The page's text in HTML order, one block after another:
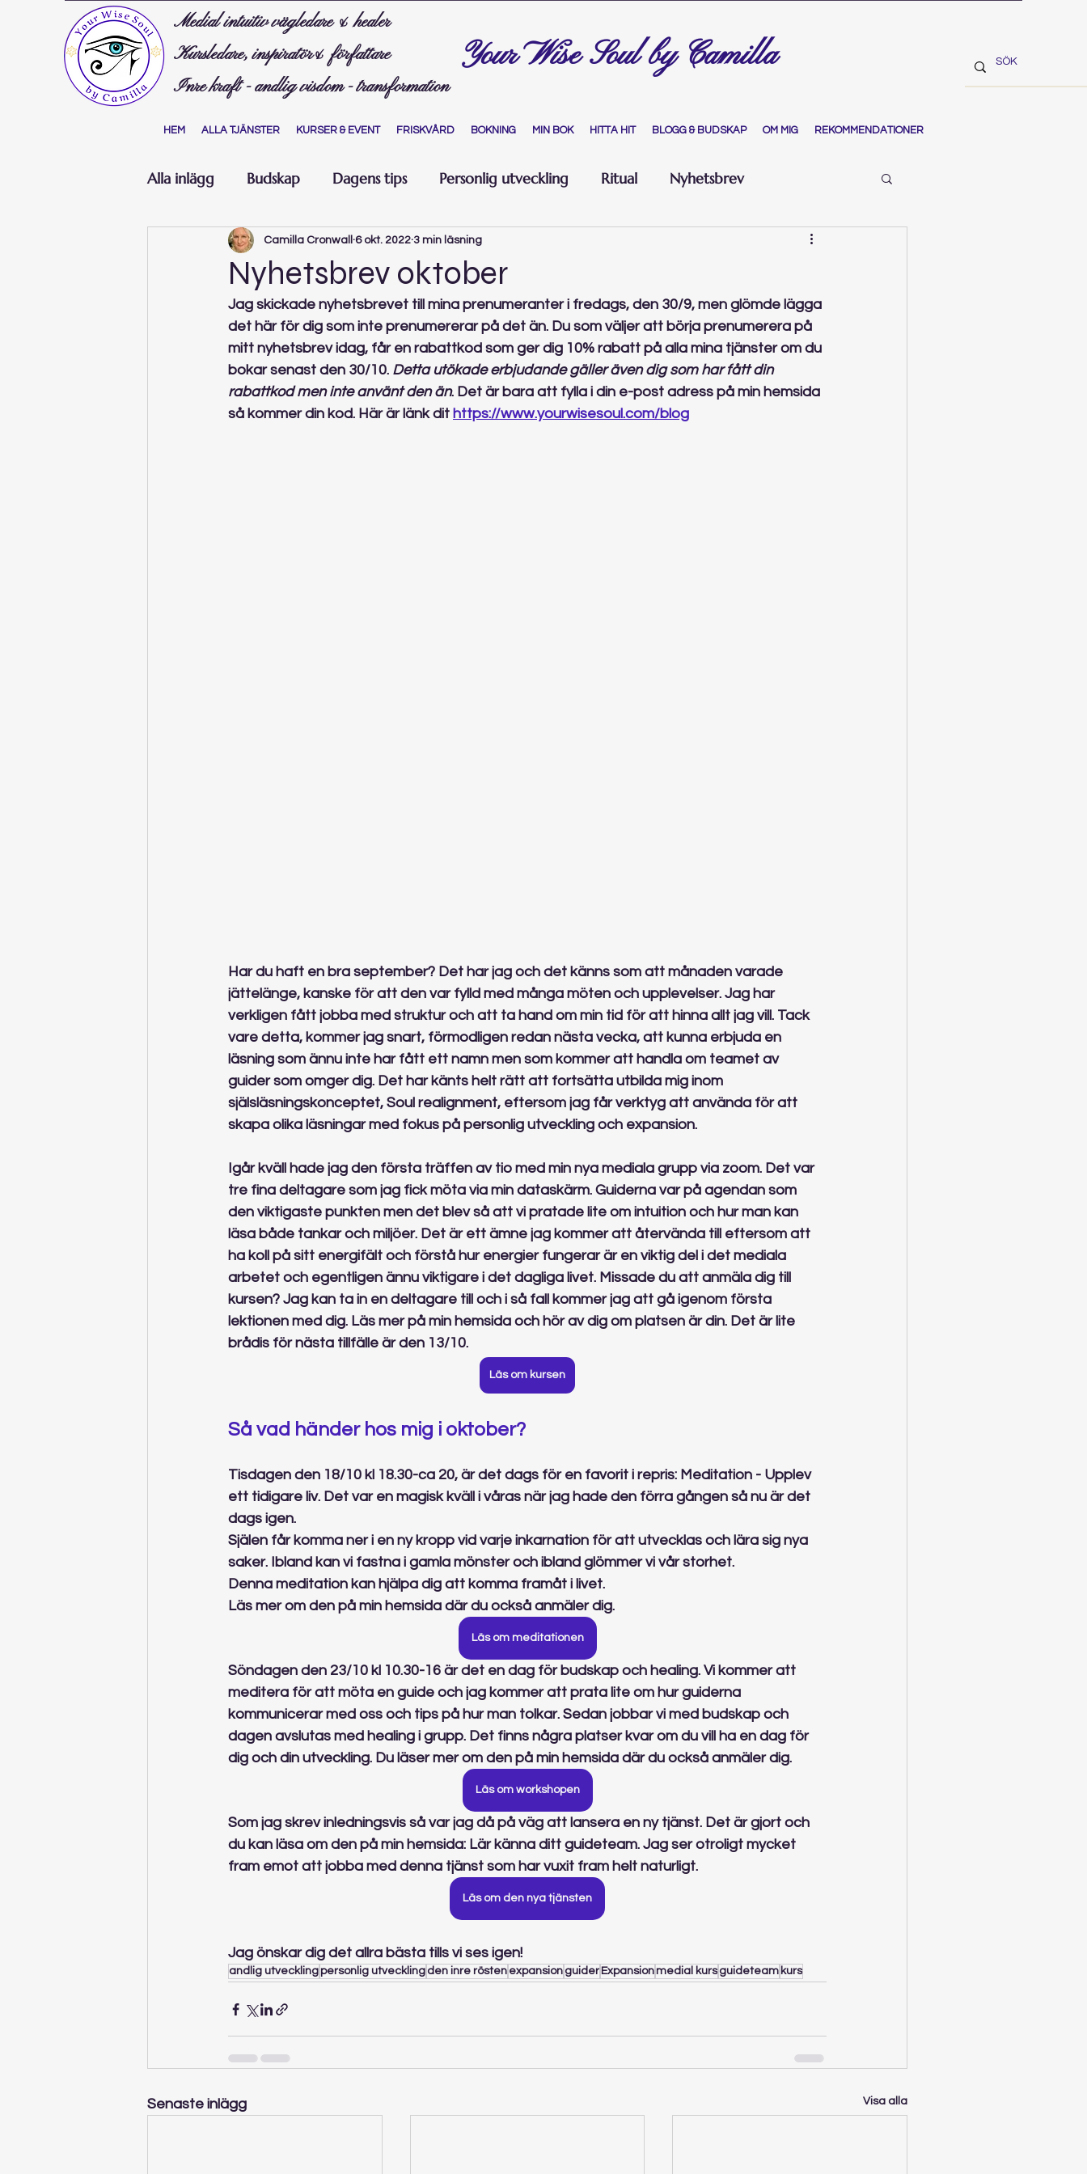
Medial intuitiv vägledare & healer
Kursledare, inspiratör& författare
Inre kraft - andlig visdom - transformation
Your Wise Soul by Camilla
HEM ALLA TJÄNSTER KURSER & EVENT FRISKVÅRD BOKNING MIN BOK HITTA HIT BLOGG & BUDSKAP OM MIG REKOMMENDATIONER
Alla inlägg Budskap Dagens tips Personlig utveckling Ritual Nyhetsbrev
Nyhetsbrev oktober
Camilla Cronwall 6 okt. 2022 3 min läsning
Jag skickade nyhetsbrevet till mina prenumeranter i fredags, den 30/9, men glömde lägga
det här för dig som inte prenumererar på det än. Du som väljer att börja prenumerera på
mitt nyhetsbrev idag, får en rabattkod som ger dig 10% rabatt på alla mina tjänster om du
bokar senast den 30/10. Detta utökade erbjudande gäller även dig som har fått din
rabattkod men inte använt den än. Det är bara att fylla i din e-post adress på min hemsida
så kommer din kod. Här är länk dit https://www.yourwisesoul.com/blog
Har du haft en bra september? Det har jag och det känns som att månaden varade
jättelänge, kanske för att den var fylld med många möten och upplevelser. Jag har
verkligen fått jobba med struktur och att ta hand om min tid för att hinna allt jag vill. Tack
vare detta, kommer jag snart, förmodligen redan nästa vecka, att kunna erbjuda en
läsning som ännu inte har fått ett namn men som kommer att handla om teamet av
guider som omger dig. Det har känts helt rätt att fortsätta utbilda mig inom
själsläsningskonceptet, Soul realignment, eftersom jag får verktyg att använda för att
skapa olika läsningar med fokus på personlig utveckling och expansion.
Igår kväll hade jag den första träffen av tio med min nya mediala grupp via zoom. Det var
tre fina deltagare som jag fick möta via min dataskärm. Guiderna var på agendan som
den viktigaste punkten men det blev så att vi pratade lite om intuition och hur man kan
läsa både tankar och miljöer. Det är ett ämne jag kommer att återvända till eftersom att
ha koll på sitt energifält och förstå hur energier fungerar är en viktig del i det mediala
arbetet och egentligen ännu viktigare i det dagliga livet. Missade du att anmäla dig till
kursen? Jag kan ta in en deltagare till och i så fall kommer jag att gå igenom första
lektionen med dig. Läs mer på min hemsida och hör av dig om platsen är din. Det är lite
brådis för nästa tillfälle är den 13/10.
Läs om kursen
Så vad händer hos mig i oktober?
Tisdagen den 18/10 kl 18.30-ca 20, är det dags för en favorit i repris: Meditation - Upplev
ett tidigare liv. Det var en magisk kväll i våras när jag hade den förra gången så nu är det
dags igen.
Själen får komma ner i en ny kropp vid varje inkarnation för att utvecklas och lära sig nya
saker. Ibland kan vi fastna i gamla mönster och ibland glömmer vi vår storhet.
Denna meditation kan hjälpa dig att komma framåt i livet.
Läs mer om den på min hemsida där du också anmäler dig.
Läs om meditationen
Söndagen den 23/10 kl 10.30-16 är det en dag för budskap och healing. Vi kommer att
meditera för att möta en guide och jag kommer att prata lite om hur guiderna
kommunicerar med oss och tips på hur man tolkar. Sedan jobbar vi med budskap och
dagen avslutas med healing i grupp. Det finns några platser kvar om du vill ha en dag för
dig och din utveckling. Du läser mer om den på min hemsida där du också anmäler dig.
Läs om workshopen
Som jag skrev inledningsvis så var jag då på väg att lansera en ny tjänst. Det är gjort och
du kan läsa om den på min hemsida: Lär känna ditt guideteam. Jag ser otroligt mycket
fram emot att jobba med denna tjänst som har vuxit fram helt naturligt.
Läs om den nya tjänsten
Jag önskar dig det allra bästa tills vi ses igen!
andlig utvecklingpersonlig utveckling den inre rösten expansion guider Expansionmedial kurs guideteam kurs
Senaste inlägg Visa alla